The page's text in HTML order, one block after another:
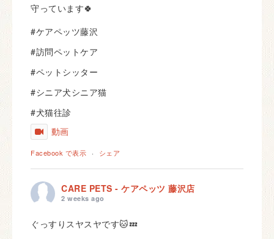
守っています🍀
#ケアペッツ藤沢
#訪問ペットケア
#ペットシッター
#シニア犬シニア猫
#犬猫往診
動画
Facebook で表示 · シェア
CARE PETS - ケアペッツ 藤沢店
2 weeks ago
ぐっすりスヤスヤです🐱💤